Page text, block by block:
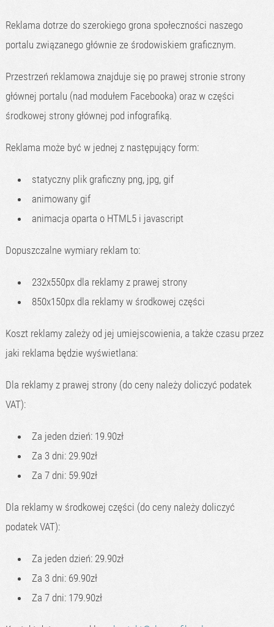
Reklama dotrze do szerokiego grona społeczności naszego
portalu związanego głównie ze środowiskiem graficznym.
Przestrzeń reklamowa znajduje się po prawej stronie strony
głównej portalu (nad modułem Facebooka) oraz w części
środkowej strony głównej pod infografiką.
Reklama może być w jednej z następujący form:
statyczny plik graficzny png, jpg, gif
animowany gif
animacja oparta o HTML5 i javascript
Dopuszczalne wymiary reklam to:
232x550px dla reklamy z prawej strony
850x150px dla reklamy w środkowej części
Koszt reklamy zależy od jej umiejscowienia, a także czasu przez
jaki reklama będzie wyświetlana:
Dla reklamy z prawej strony (do ceny należy doliczyć podatek
VAT):
Za jeden dzień: 19.90zł
Za 3 dni: 29.90zł
Za 7 dni: 59.90zł
Dla reklamy w środkowej części (do ceny należy doliczyć
podatek VAT):
Za jeden dzień: 29.90zł
Za 3 dni: 69.90zł
Za 7 dni: 179.90zł